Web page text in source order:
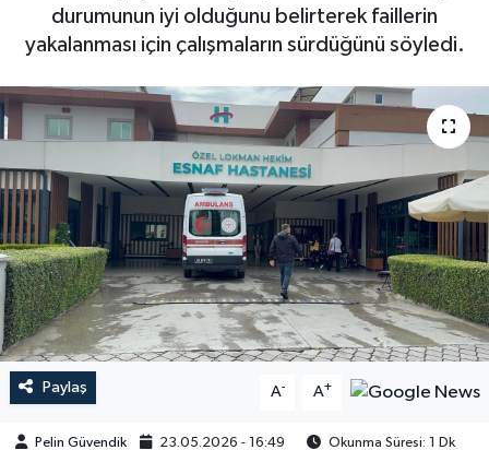
durumunun iyi olduğunu belirterek faillerin
yakalanması için çalışmaların sürdüğünü söyledi.
Paylaş A- A+
Pelin Güvendik 23.05.2026 - 16:49 Okunma Süresi: 1 Dk